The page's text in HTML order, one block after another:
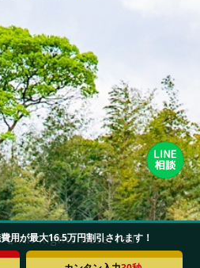
用が最大16.5万円割引されます！
All Rights Reserved.